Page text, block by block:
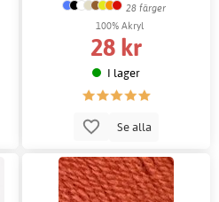
28 färger
100% Akryl
28 kr
I lager
Se alla